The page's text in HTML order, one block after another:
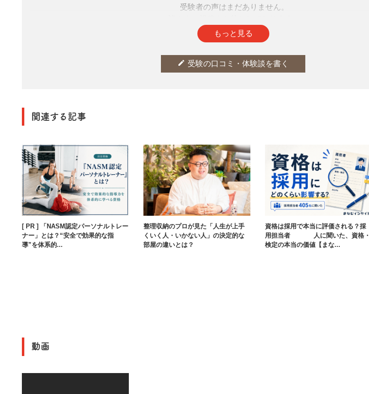
受験者の声はまだありません。
もっと見る
edit 受験の口コミ・体験談を書く
関連する記事
[ PR ] 「NASM認定パーソナルトレー
ナー」とは？“安全で効果的な指
導”を体系的...
整理収納のプロが見た「人生が上手
くいく人・いかない人」の決定的な
部屋の違いとは？
資格は採用で本当に評価される？採
用担当者405人に聞いた、資格・
検定の本当の価値【まな...
動画